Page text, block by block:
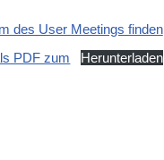
des User Meetings finden
PDF zum
Herunterladen